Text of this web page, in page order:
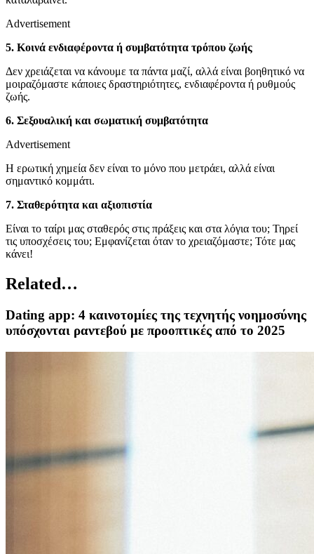
Advertisement
5. Κοινά ενδιαφέροντα ή συμβατότητα τρόπου ζωής
Δεν χρειάζεται να κάνουμε τα πάντα μαζί, αλλά είναι βοηθητικό να
μοιραζόμαστε κάποιες δραστηριότητες, ενδιαφέροντα ή ρυθμούς
ζωής.
6. Σεξουαλική και σωματική συμβατότητα
Advertisement
Η ερωτική χημεία δεν είναι το μόνο που μετράει, αλλά είναι
σημαντικό κομμάτι.
7. Σταθερότητα και αξιοπιστία
Είναι το ταίρι μας σταθερός στις πράξεις και στα λόγια του; Τηρεί
τις υποσχέσεις του; Εμφανίζεται όταν το χρειαζόμαστε; Τότε μας
κάνει!
Related…
Dating app: 4 καινοτομίες της τεχνητής νοημοσύνης
υπόσχονται ραντεβού με προοπτικές από το 2025